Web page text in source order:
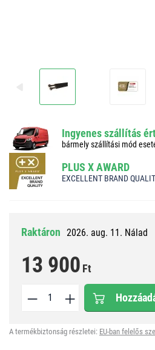
Ingyenes szállítás
bármely szállítási mód
PLUS X AWARD
EXCELLENT BRAND
Raktáron 2026. aug. 11. Nálad
13 900 Ft
A termékbiztonság részletei: EU-ban felelős